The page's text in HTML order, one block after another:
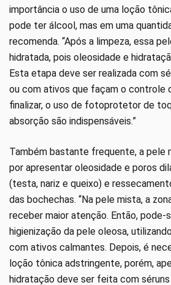
importância o uso de uma loção
pode ter álcool, mas em uma
recomenda. “Após a limpeza, essa
hidratada, pois oleosidade e
Esta etapa deve ser realizada com
ou com ativos que façam o controle
finalizar, o uso de fotoprotetor de
absorção são indispensáveis.”
Também bastante frequente, a pele
por apresentar oleosidade e poros
(testa, nariz e queixo) e
das bochechas. “Na pele mista, a
receber maior atenção. Então, pode-
higienização da pele oleosa,
com ativos calmantes. Depois, é
loção tônica adstringente, porém,
hidratação deve ser feita com